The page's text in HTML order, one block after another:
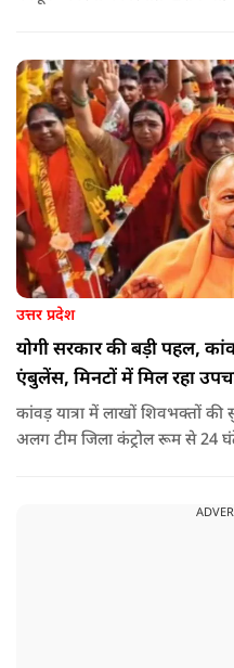
हस्तशिल्पियों को उठाना पड़ा.
उत्तर प्रदेश
योगी सरकार की बड़ी पहल,
एंबुलेंस, मिनटों में मिल रहा
कांवड़ यात्रा में लाखों शिवभक्तों की
अलग टीम जिला कंट्रोल रूम से 24